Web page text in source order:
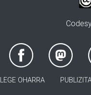
LEGE OHARRA